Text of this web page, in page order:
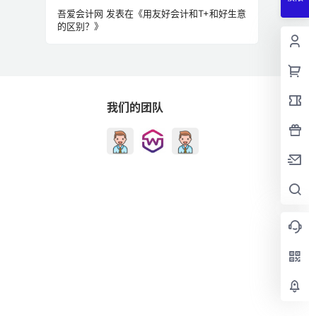
吾爱会计网 发表在《用友好会计和T+和好生意
的区别？ 》
我们的团队